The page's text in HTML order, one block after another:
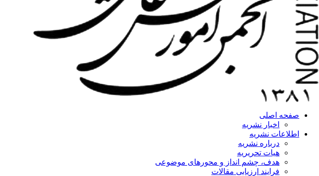
صفحه اصلی
اخبار نشریه
اطلاعات نشریه
درباره نشریه
هیات تحریریه
هدف، چشم انداز و محورهای موضوعی
فرایند ارزیابی مقالات